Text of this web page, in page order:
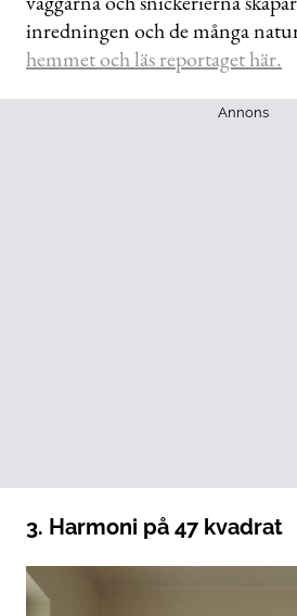
inredningen och de många
hemmet och läs reportaget här.
Annons
3. Harmoni på 47 kvadrat